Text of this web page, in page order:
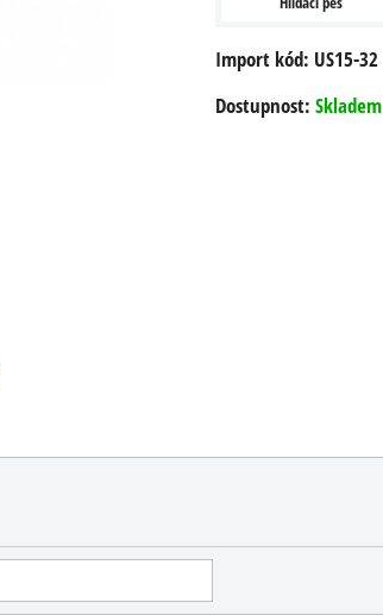
Import kód: US15-32
Dostupnost: Skladem